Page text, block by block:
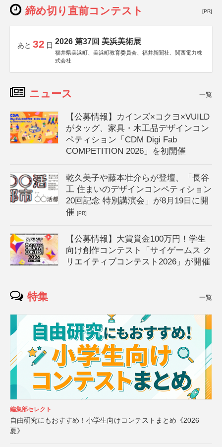
締め切り直前コンテスト [PR]
あと 32 日 2026 第37回 美浜美術展
福井県美浜町、美浜町教育委員会、福井新聞社、関西電力株
式会社
ニュース 一覧
【公募情報】カインズ×コクヨ×VUILD
がタッグ、家具・木工品デザインコン
ペティション「CDM Digi Fab
COMPETITION 2026」を初開催
乾久美子や藤本壮介らが登壇、「長谷
工 住まいのデザインコンペティション
20回記念 特別講演会」が8月19日に開
催[PR]
【公募情報】大賞賞金100万円！学生
向け創作コンテスト「サイゲームス ク
リエイティブコンテスト2026」が開催
特集 一覧
編集部セレクト
自由研究にもおすすめ！小学生向けコンテストまとめ《2026
夏》